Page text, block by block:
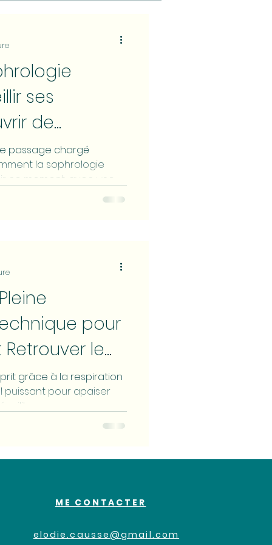
ses
de
(Séance
passage chargé
la sophrologie
ce moment, avec une
pour
le
grâce à la respiration
puissant pour apaiser
ME CONTACTER
elodie.causse@gmail.com